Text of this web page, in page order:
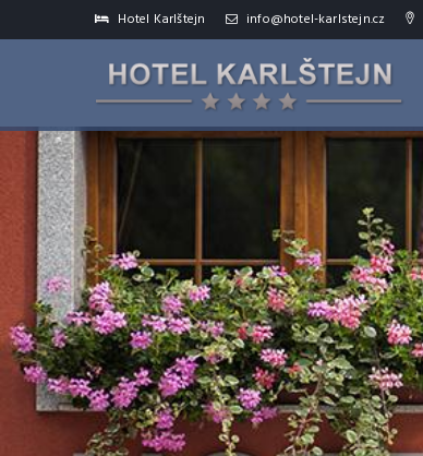
Hotel Karlštejn info@hotel-karlstejn.cz